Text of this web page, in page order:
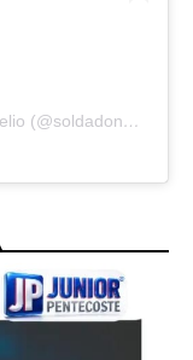
Um post compartilhado por Soldado Noelio (@soldadonoelio)